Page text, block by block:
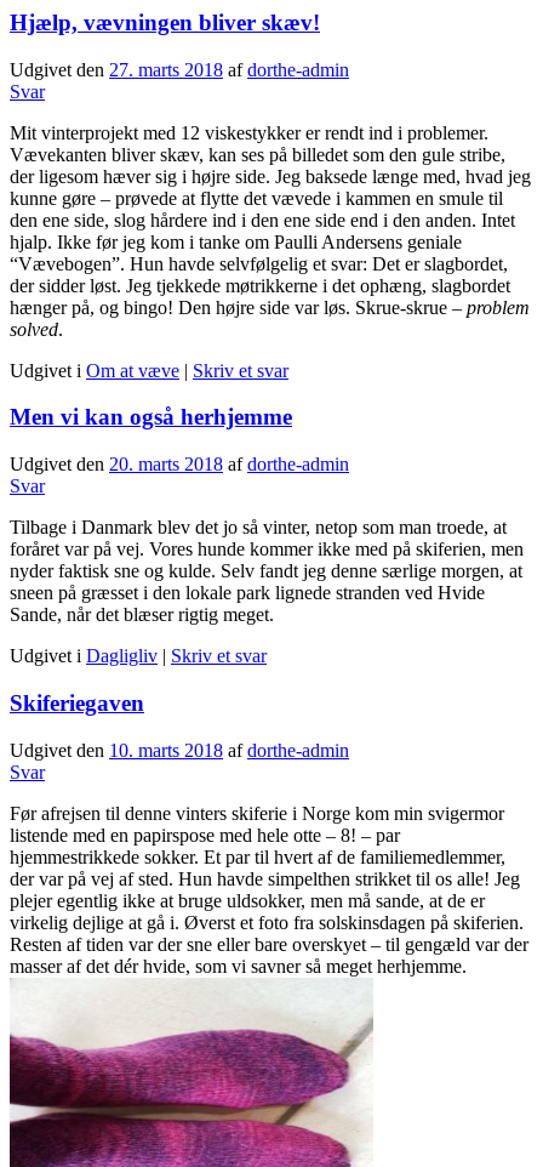
Hjælp, vævningen bliver skæv!
Udgivet den 27. marts 2018 afdorthe-admin
Svar
Mit vinterprojekt med 12 viskestykker er rendt ind i problemer.
Vævekanten bliver skæv, kan ses på billedet som den gule stribe,
der ligesom hæver sig i højre side. Jeg baksede længe med, hvad jeg
kunne gøre – prøvede at flytte det vævede i kammen en smule til
den ene side, slog hårdere ind i den ene side end i den anden. Intet
hjalp. Ikke før jeg kom i tanke om Paulli Andersens geniale
“Vævebogen”. Hun havde selvfølgelig et svar: Det er slagbordet,
der sidder løst. Jeg tjekkede møtrikkerne i det ophæng, slagbordet
hænger på, og bingo! Den højre side var løs. Skrue-skrue – problem
solved.
Udgivet i Om at væve | Skriv et svar
Men vi kan også herhjemme
Udgivet den 20. marts 2018 afdorthe-admin
Svar
Tilbage i Danmark blev det jo så vinter, netop som man troede, at
foråret var på vej. Vores hunde kommer ikke med på skiferien, men
nyder faktisk sne og kulde. Selv fandt jeg denne særlige morgen, at
sneen på græsset i den lokale park lignede stranden ved Hvide
Sande, når det blæser rigtig meget.
Udgivet i Dagligliv | Skriv et svar
Skiferiegaven
Udgivet den 10. marts 2018 afdorthe-admin
Svar
Før afrejsen til denne vinters skiferie i Norge kom min svigermor
listende med en papirspose med hele otte – 8! – par
hjemmestrikkede sokker. Et par til hvert af de familiemedlemmer,
der var på vej af sted. Hun havde simpelthen strikket til os alle! Jeg
plejer egentlig ikke at bruge uldsokker, men må sande, at de er
virkelig dejlige at gå i. Øverst et foto fra solskinsdagen på skiferien.
Resten af tiden var der sne eller bare overskyet – til gengæld var der
masser af det dér hvide, som vi savner så meget herhjemme.